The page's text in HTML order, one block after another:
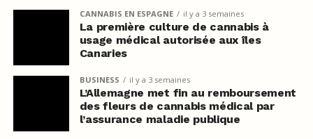
CANNABIS EN ESPAGNE il y a 3 semaines
La première culture de cannabis à
usage médical autorisée aux îles
Canaries
BUSINESS il y a 3 semaines
L’Allemagne met fin au remboursement
des fleurs de cannabis médical par
l’assurance maladie publique